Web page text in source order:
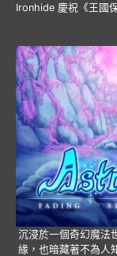
Ironhide 慶祝《王國
沉浸於一個奇幻魔法
緣，也暗藏著不為